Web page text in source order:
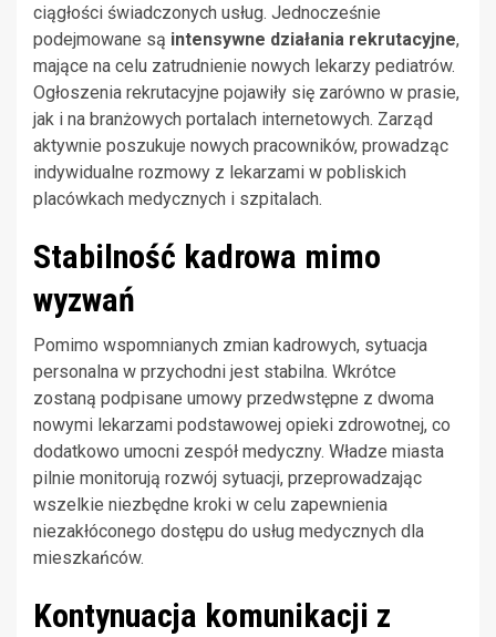
ciągłości świadczonych usług. Jednocześnie
podejmowane są intensywne działania rekrutacyjne,
mające na celu zatrudnienie nowych lekarzy pediatrów.
Ogłoszenia rekrutacyjne pojawiły się zarówno w prasie,
jak i na branżowych portalach internetowych. Zarząd
aktywnie poszukuje nowych pracowników, prowadząc
indywidualne rozmowy z lekarzami w pobliskich
placówkach medycznych i szpitalach.
Stabilność kadrowa mimo
wyzwań
Pomimo wspomnianych zmian kadrowych, sytuacja
personalna w przychodni jest stabilna. Wkrótce
zostaną podpisane umowy przedwstępne z dwoma
nowymi lekarzami podstawowej opieki zdrowotnej, co
dodatkowo umocni zespół medyczny. Władze miasta
pilnie monitorują rozwój sytuacji, przeprowadzając
wszelkie niezbędne kroki w celu zapewnienia
niezakłóconego dostępu do usług medycznych dla
mieszkańców.
Kontynuacja komunikacji z